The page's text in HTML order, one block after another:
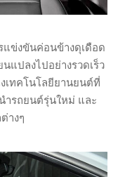
แข่งขันค่อนข้างดุเดือด
แปลงไปอย่างรวดเร็ว
เทคโนโลยียานยนต์ที่
ำรถยนต์รุ่นใหม่ และ
างๆ